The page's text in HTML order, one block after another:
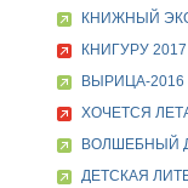
КНИЖНЫЙ
КНИГУРУ 2017
ВЫРИЦА-2016
ХОЧЕТСЯ
ВОЛШЕБНЫЙ
ДЕТСКАЯ